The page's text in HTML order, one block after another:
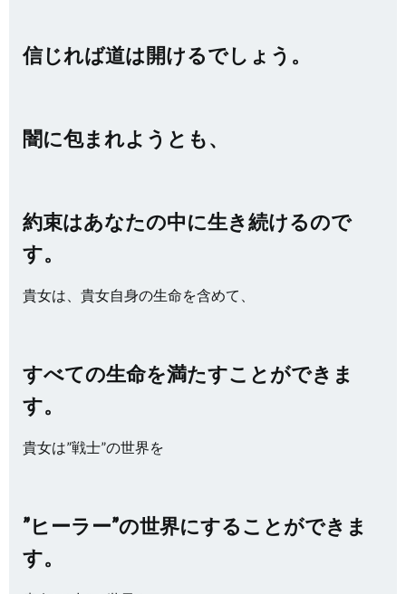
信じれば道は開けるでしょう。
闇に包まれようとも、
約束はあなたの中に生き続けるので
す。
貴女は、貴女自身の生命を含めて、
すべての生命を満たすことができま
す。
貴女は”戦士”の世界を
”ヒーラー”の世界にすることができま
す。